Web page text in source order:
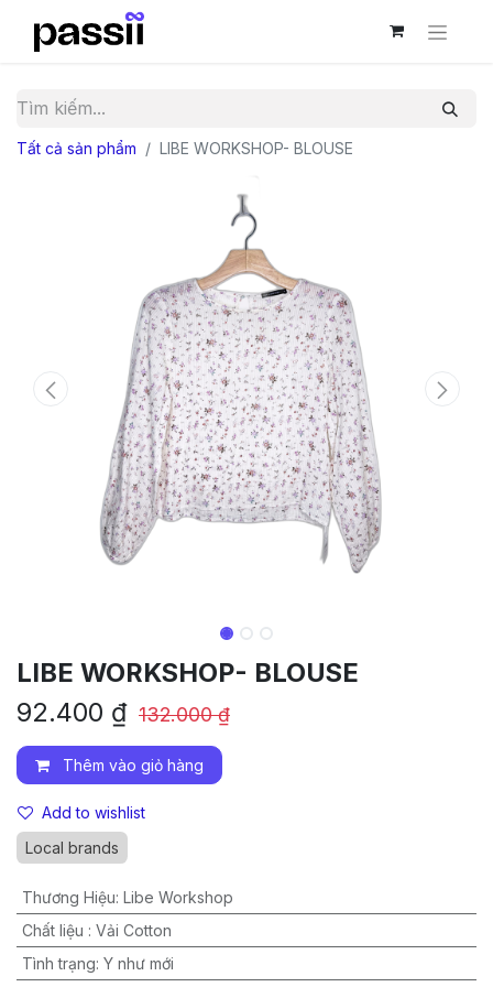
Tất cả sản phẩm LIBE WORKSHOP- BLOUSE
LIBE WORKSHOP- BLOUSE
92.400 ₫ 132.000₫
Thêm vào giỏ hàng
Add to wishlist
Local brands
Thương Hiệu: Libe Workshop
Chất liệu : Vải Cotton
Tình trạng: Y như mới